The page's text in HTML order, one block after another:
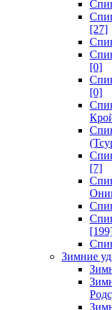
[27]
[0]
[0]
[7]
Зимние